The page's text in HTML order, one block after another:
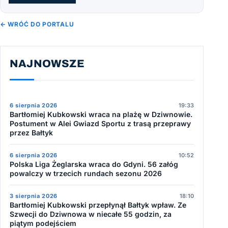
← WRÓĆ DO PORTALU
NAJNOWSZE
6 sierpnia 2026 19:33
Bartłomiej Kubkowski wraca na plażę w Dziwnowie.
Postument w Alei Gwiazd Sportu z trasą przeprawy
przez Bałtyk
6 sierpnia 2026 10:52
Polska Liga Żeglarska wraca do Gdyni. 56 załóg
powalczy w trzecich rundach sezonu 2026
3 sierpnia 2026 18:10
Bartłomiej Kubkowski przepłynął Bałtyk wpław. Ze
Szwecji do Dziwnowa w niecałe 55 godzin, za
piątym podejściem